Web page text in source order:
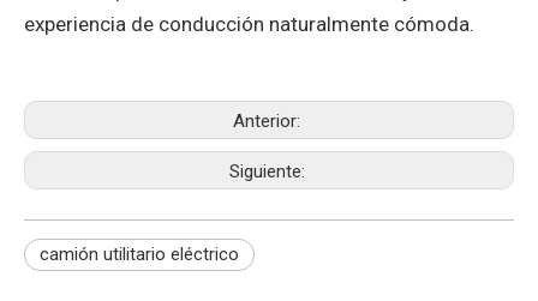
experiencia de conducción naturalmente cómoda.
Anterior:
Siguiente:
camión utilitario eléctrico